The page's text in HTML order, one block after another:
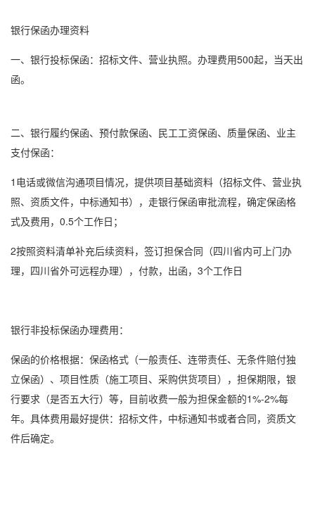
银行保函办理资料
一、银行投标保函：招标文件、营业执照。办理费用500起，当天出
函。
二、银行履约保函、 预付款保函、 民工工资保函、 质量保函、业主
支付保函：
1电话或微信沟通项目情况，提供项目基础资料（招标文件、营业执
照、资质文件，中标通知书），走银行保函审批流程，确定保函格
式及费用，0.5个工作日；
2按照资料清单补充后续资料，签订担保合同（四川省内可上门办
理，四川省外可远程办理），付款，出函，3个工作日
银行非投标保函办理费用：
保函的价格根据： 保函格式 （一般责任、连带责任、无条件赔付独
立保函）、项目性质（施工项目、采购供货项目），担保期限，银
行要求（是否五大行）等，目前收费一般为担保金额的1%-2%每
年。具体费用最好提供：招标文件，中标通知书或者合同，资质文
件后确定。